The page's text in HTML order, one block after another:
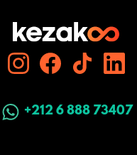
+212 6 888 73407